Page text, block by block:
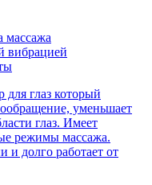
массажа
вибрацией
глаз который
уменьшает
глаз. Имеет
режимы массажа.
и долго работает от